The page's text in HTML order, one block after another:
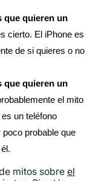
que quieren un
cierto. El iPhone es
de si quieres o no
que quieren un
el mito
un teléfono
probable que
mitos sobre el